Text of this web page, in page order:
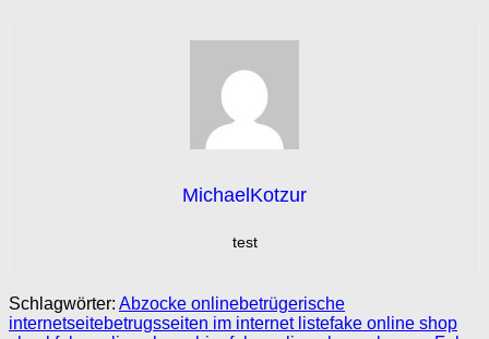
MichaelKotzur
test
Schlagwörter: Abzocke onlinebetrügerische
internetseitebetrugsseiten im internet listefake online shop